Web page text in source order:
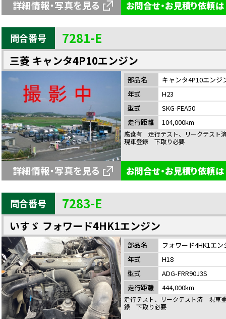
詳細情報・写真を見る お問合せ・お見積り依頼は
問合番号 7281-E
三菱 キャンタ4P10エンジン
部品名
キャンタ4P10エンジ
年式
H23
型式
SKG-FEA50
走行距離
104,000km
腐食有 走行テスト、リークテス
現車登録 下取り必要
詳細情報・写真を見る お問合せ・お見積り依頼は
問合番号 7283-E
いすゞ フォワード4HK1エンジン
部品名
フォワード4HK1エン
年式
H18
型式
ADG-FRR90J3S
走行距離
444,000km
走行テスト、リークテスト済 現車
録 下取り必要